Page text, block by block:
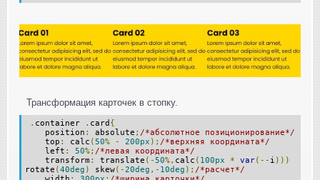
Трансформация карточек в стопку.
. container . card {
position : absolute ; /*абсолютное позиционирование*/
top : calc ( 50% - 200px ); /*верхняя координата*/
left : 50%; /*левая координата*/
transform : translate (-50%, calc ( 100px * var(-- i )))
rotate ( 40deg ) skew(-20deg ,- 10deg ); /*расчет*/